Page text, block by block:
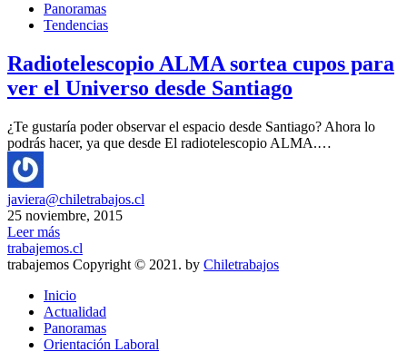
Panoramas
Tendencias
Radiotelescopio ALMA sortea cupos para
ver el Universo desde Santiago
¿Te gustaría poder observar el espacio desde Santiago? Ahora lo
podrás hacer, ya que desde El radiotelescopio ALMA.…
javiera@chiletrabajos.cl
25 noviembre, 2015
Leer más
trabajemos.cl
trabajemos Copyright © 2021. by Chiletrabajos
Inicio
Actualidad
Panoramas
Orientación Laboral